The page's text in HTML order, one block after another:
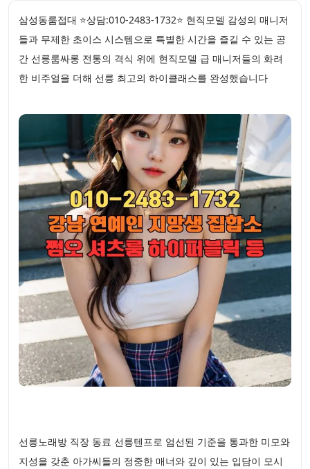
삼성동룸접대 ⭐상담:010-2483-1732⭐ 현직모델 감성의 매니저
들과 무제한 초이스 시스템으로 특별한 시간을 즐길 수 있는 공
간 선릉룸싸롱 전통의 격식 위에 현직모델 급 매니저들의 화려
한 비주얼을 더해 선릉 최고의 하이클래스를 완성했습니다
선릉노래방 직장 동료 선릉텐프로 엄선된 기준을 통과한 미모와
지성을 갖춘 아가씨들의 정중한 매너와 깊이 있는 입담이 모시